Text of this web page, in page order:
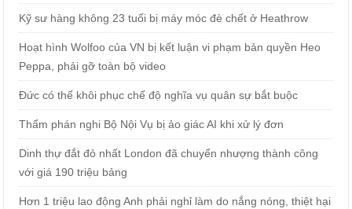
Kỹ sư hàng không 23 tuổi bị máy móc đè chết ở Heathrow
Hoạt hình Wolfoo của VN bị kết luận vi phạm bản quyền Heo
Peppa, phải gỡ toàn bộ video
Đức có thể khôi phục chế độ nghĩa vụ quân sự bắt buộc
Thẩm phán nghi Bộ Nội Vụ bị ảo giác AI khi xử lý đơn
Dinh thự đắt đỏ nhất London đã chuyển nhượng thành công
với giá 190 triệu bảng
Hơn 1 triệu lao động Anh phải nghỉ làm do nắng nóng, thiệt hại